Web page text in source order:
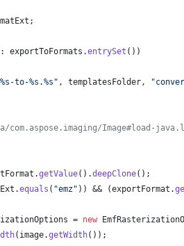
;
: exportToFormats .entrySet ())
to-%s.%s" , templatesFolder,
Image#load-
.getValue().deepClone();
.equals ( "emz" )) && (exportFormat .
= new
( image.getWidth());